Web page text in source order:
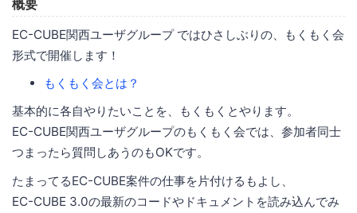
概要
EC-CUBE関西ユーザグループ ではひさしぶりの、もくもく会
形式で開催します！
もくもく会とは？
基本的に各自やりたいことを、もくもくとやります。
EC-CUBE関西ユーザグループのもくもく会では、参加者同士
つまったら質問しあうのもOKです。
たまってるEC-CUBE案件の仕事を片付けるもよし、
EC-CUBE 3.0の最新のコードやドキュメントを読み込んでみ